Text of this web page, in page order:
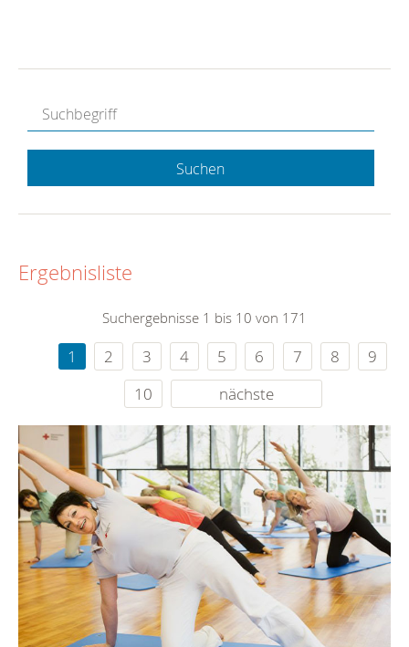
Suchen
Ergebnisliste
Suchergebnisse 1 bis 10 von 171
1 2 3 4 5 6 7 8
9
10
nächste